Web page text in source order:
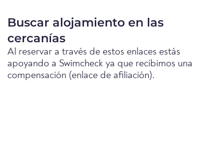
Buscar alojamiento en las
cercanías
Al reservar a través de estos enlaces estás
apoyando a Swimcheck ya que recibimos una
compensación (enlace de afiliación).